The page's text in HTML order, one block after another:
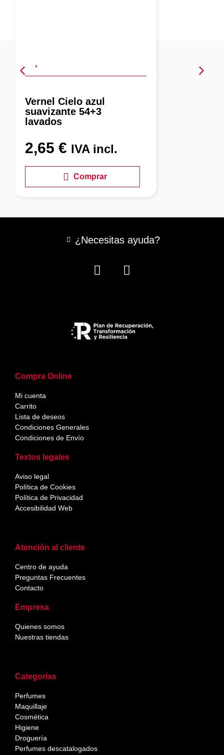
Vernel Cielo azul
suavizante 54+3
lavados
2,65 € IVA incl.
Comprar
Categorías
Perfumes
Maquillaje
Cosmética
Higiene
Droguería
Perfumes descatalogados
Atención al cliente
Centro de ayuda
Preguntas Frecuentes
Contacto
Empresa
Quienes somos
Nuestras tiendas
Compra Online
Mi cuenta
Carrito
Lista de deseos
Condiciones Generales
Condiciones de Envío
Textos legales
Aviso legal
Política de Cookies
Política de Privacidad
Accesibilidad Web
¿Necesitas ayuda?